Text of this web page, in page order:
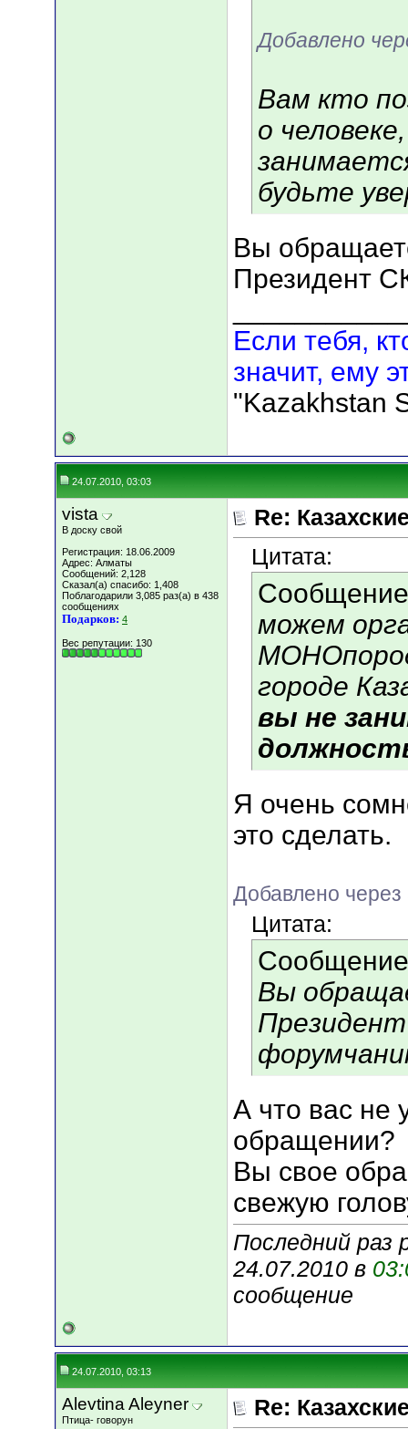
Добавлено
Вам кто
о
будьте
Вы
Президент
Если тебя,
значит, ему
"Kazakhstan
24.07.2010, 03:03
vista
В доску свой
Регистрация: 18.06.2009
Адрес: Алматы
Сообщений: 2,128
Сказал(а) спасибо: 1,408
Поблагодарили 3,085 раз(а) в 438
сообщениях
Подарков: 4
Вес репутации: 130
Re:
Цитата:
можем
городе
вы не
Я очень
это сделать.
Добавлено через
Цитата:
Вы
А что вас не
обращении?
Вы свое
свежую
Последний раз
24.07.2010 в
сообщение
24.07.2010, 03:13
Alevtina Aleyner
Птица- говорун Re: